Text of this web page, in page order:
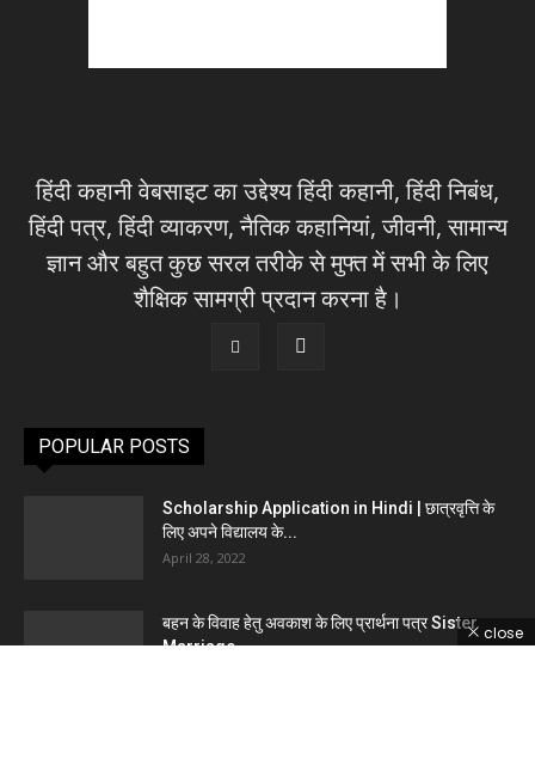
हिंदी कहानी वेबसाइट का उद्देश्य हिंदी कहानी, हिंदी निबंध,
हिंदी पत्र, हिंदी व्याकरण, नैतिक कहानियां, जीवनी, सामान्य
ज्ञान और बहुत कुछ सरल तरीके से मुफ्त में सभी के लिए
शैक्षिक सामग्री प्रदान करना है।
POPULAR POSTS
Scholarship Application in Hindi | छात्रवृत्ति के
लिए अपने विद्यालय के...
April 28, 2022
बहन के विवाह हेतु अवकाश के लिए प्रार्थना पत्र Sister
Marriage...
close